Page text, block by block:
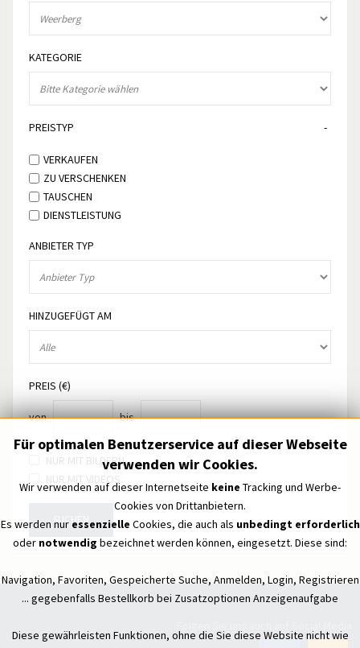
KATEGORIE
PREISTYP
VERKAUFEN
ZU VERSCHENKEN
TAUSCHEN
DIENSTLEISTUNG
ANBIETER TYP
HINZUGEFÜGT AM
PREIS (€)
von bis
NUR MIT BILDERN
NUR MIT VIDEOS
SUCHEN
Für optimalen Benutzerservice auf dieser Webseite
verwenden wir Cookies.
Wir verwenden auf dieser Internetseite keine Tracking und Werbe-
Cookies von Drittanbietern.
Es werden nur essenzielle Cookies, die auch als unbedingt erforderlich
oder notwendig bezeichnet werden können, eingesetzt. Diese sind:
Navigation, Favoriten, Gespeicherte Suche, Anmelden, Login, Registrieren
... gegebenfalls Bestellkorb bei Zusatzoptionen Anzeigenaufgabe
Diese gewährleisten Funktionen, ohne die Sie diese Website nicht wie